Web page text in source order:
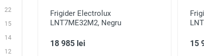
22
15
14
12
Frigider Electrolux
LNT7ME32M2, Negru
18 985 lei 15